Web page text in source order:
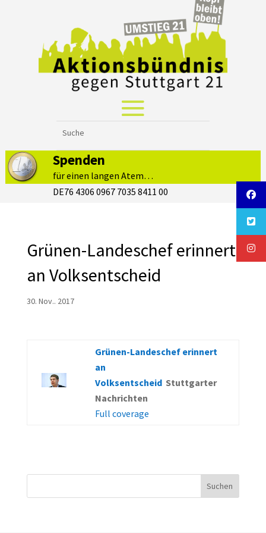
Spenden
für einen langen Atem…
DE76 4306 0967 7035 8411 00
Grünen-Landeschef erinnert
an Volksentscheid
30. Nov.. 2017
Grünen-Landeschef erinnert
an
Volksentscheid Stuttgarter
Nachrichten
Full coverage
Suchen